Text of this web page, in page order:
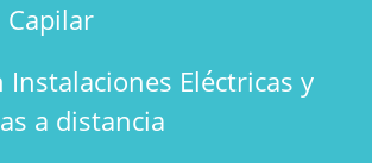
Capilar
Instalaciones Eléctricas y
a distancia